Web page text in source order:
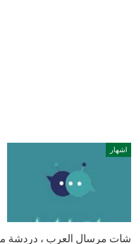
اشهار
شات مرسال العرب ، دردشة